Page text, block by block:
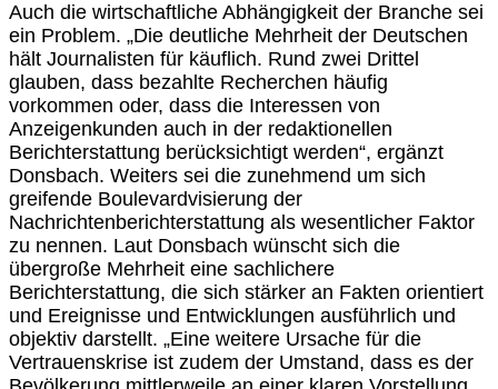
Auch die wirtschaftliche Abhängigkeit der Branche sei
ein Problem. „Die deutliche Mehrheit der Deutschen
hält Journalisten für käuflich. Rund zwei Drittel
glauben, dass bezahlte Recherchen häufig
vorkommen oder, dass die Interessen von
Anzeigenkunden auch in der redaktionellen
Berichterstattung berücksichtigt werden“, ergänzt
Donsbach. Weiters sei die zunehmend um sich
greifende Boulevardvisierung der
Nachrichtenberichterstattung als wesentlicher Faktor
zu nennen. Laut Donsbach wünscht sich die
übergroße Mehrheit eine sachlichere
Berichterstattung, die sich stärker an Fakten orientiert
und Ereignisse und Entwicklungen ausführlich und
objektiv darstellt. „Eine weitere Ursache für die
Vertrauenskrise ist zudem der Umstand, dass es der